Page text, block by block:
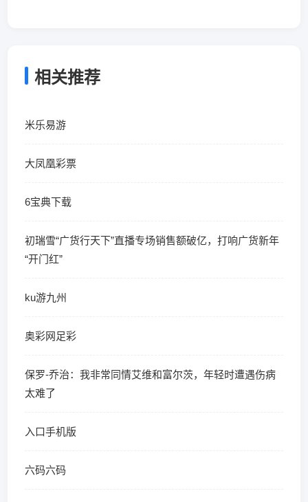
相关推荐
米乐易游
大凤凰彩票
6宝典下载
初瑞雪“广货行天下”直播专场销售额破亿，打响广货新年
“开门红”
ku游九州
奥彩网足彩
保罗-乔治：我非常同情艾维和富尔茨，年轻时遭遇伤病
太难了
入口手机版
六码六码